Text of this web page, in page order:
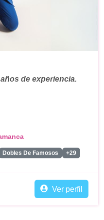
de experiencia.
Dobles De Famosos +29
Ver perfil